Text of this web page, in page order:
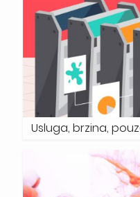
Usluga, brzina,